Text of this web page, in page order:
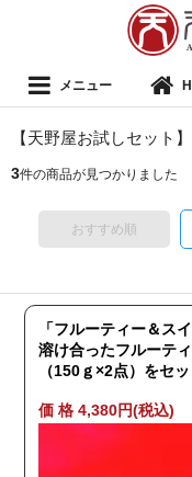
メニュー
【天野屋お試しセット
3件の商品が見つかりました
おすすめ順
「フルーティー＆
溶け合ったフルーテ
（150ｇ×2点）をセ
価 格 4,380円(税込)